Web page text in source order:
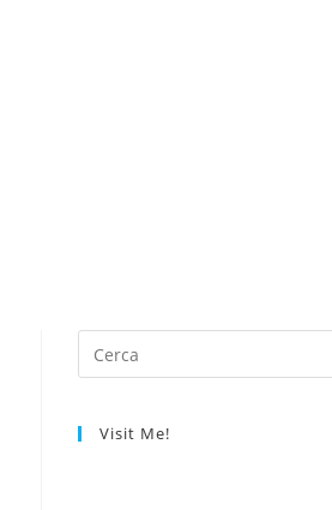
Visit Me!